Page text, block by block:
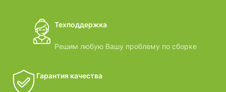
Техподдержка
Решим любую Вашу проблему по сборке
Гарантия качества